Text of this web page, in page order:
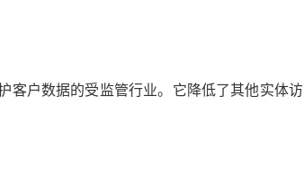
客户数据的受监管行业。它降低了其他实体访